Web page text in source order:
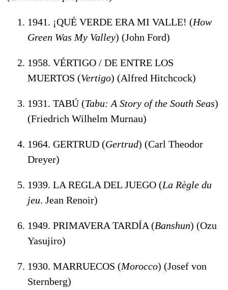
1941. ¡QUÉ VERDE ERA MI VALLE! (How
Green Was My Valley) (John Ford)
1958. VÉRTIGO / DE ENTRE LOS
MUERTOS (Vertigo) (Alfred Hitchcock)
1931. TABÚ (Tabu: A Story of the South Seas)
(Friedrich Wilhelm Murnau)
1964. GERTRUD (Gertrud) (Carl Theodor
Dreyer)
1939. LA REGLA DEL JUEGO (La Règle du
jeu. Jean Renoir)
1949. PRIMAVERA TARDÍA (Banshun) (Ozu
Yasujiro)
1930. MARRUECOS (Morocco) (Josef von
Sternberg)